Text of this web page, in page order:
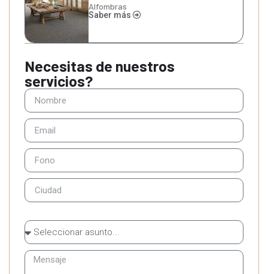
Alfombras
Saber más
Necesitas de nuestros
servicios?